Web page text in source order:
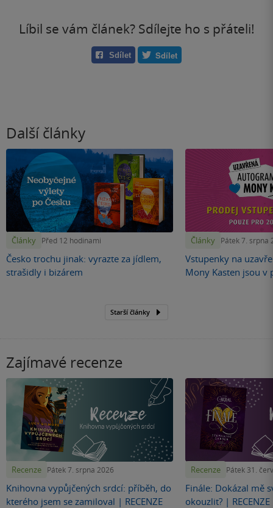
Líbil se vám článek? Sdílejte ho s přáteli!
Sdílet Sdílet
Další články
Články Před 12 hodinami
Česko trochu jinak: vyrazte za jídlem,
strašidly i bizárem
Články Pátek 7. srpna
Vstupenky na
Mony Kasten jsou v
Starší články
Zajímavé recenze
Recenze Pátek 7. srpna 2026
Knihovna vypůjčených srdcí: příběh, do
kterého jsem se zamiloval | RECENZE
Recenze Pátek 31.
Finále: Dokázal mě
okouzlit? | RECENZE